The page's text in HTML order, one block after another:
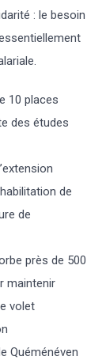
: le besoin
10 places
des études
de
de
près de 500
maintenir
volet
Quéménéven